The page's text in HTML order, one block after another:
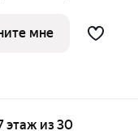
- панорамное
мне
этаж из 30